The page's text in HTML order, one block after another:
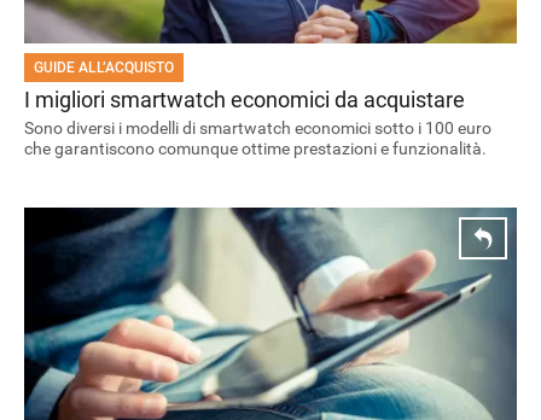
GUIDE ALL’ACQUISTO
I migliori smartwatch economici da acquistare
Sono diversi i modelli di smartwatch economici sotto i 100 euro
che garantiscono comunque ottime prestazioni e funzionalità.